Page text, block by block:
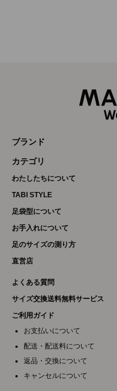
ブランド
カテゴリ
わたしたちについて
TABI STYLE
足袋型について
お手入れについて
足のサイズの測り方
直営店
よくある質問
サイズ交換送料無料サービス
ご利用ガイド
お支払いについて
配送・配送料について
返品・交換について
キャンセルについて